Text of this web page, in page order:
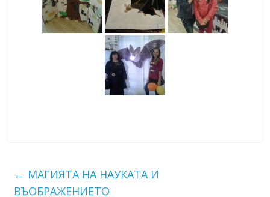
← МАГИЯТА НА НАУКАТА И
ВЪОБРАЖЕНИЕТО